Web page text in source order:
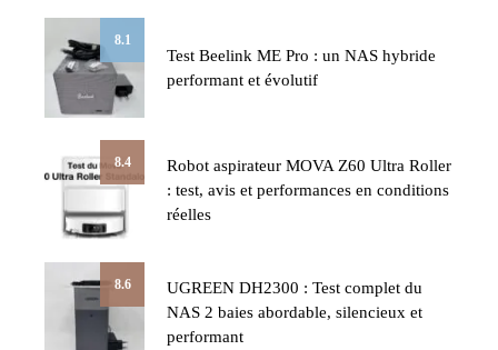
8.1
Test Beelink ME Pro : un NAS hybride
performant et évolutif
8.4
Robot aspirateur MOVA Z60 Ultra Roller
: test, avis et performances en conditions
réelles
8.6
UGREEN DH2300 : Test complet du
NAS 2 baies abordable, silencieux et
performant